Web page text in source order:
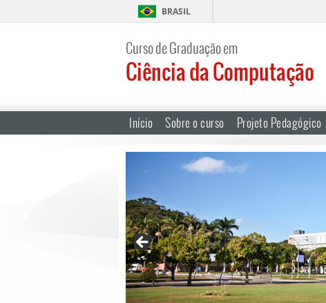
BRASIL
Curso de Graduação em
Ciência da Computação
Início Sobre o curso Projeto Pedagógico